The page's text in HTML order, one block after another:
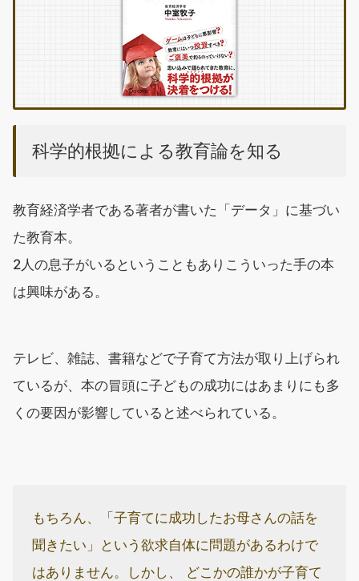
科学的根拠による教育論を知る
教育経済学者である著者が書いた「データ」に基づい
た教育本。
2人の息子がいるということもありこういった手の本
は興味がある。
テレビ、雑誌、書籍などで子育て方法が取り上げられ
ているが、本の冒頭に子どもの成功にはあまりにも多
くの要因が影響していると述べられている。
もちろん、「子育てに成功したお母さんの話を
聞きたい」という欲求自体に問題があるわけで
はありません。しかし、 どこかの誰かが子育て